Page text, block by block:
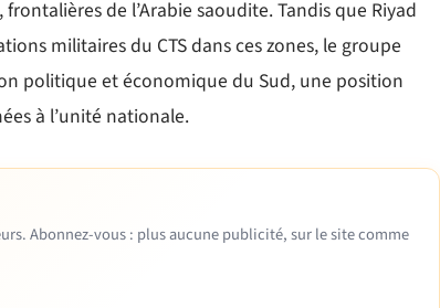
de l’Arabie saoudite. Tandis que Riyad
militaires du CTS dans ces zones, le groupe
politique et économique du Sud, une position
à l’unité nationale.
Abonnez-vous : plus aucune publicité, sur le site comme